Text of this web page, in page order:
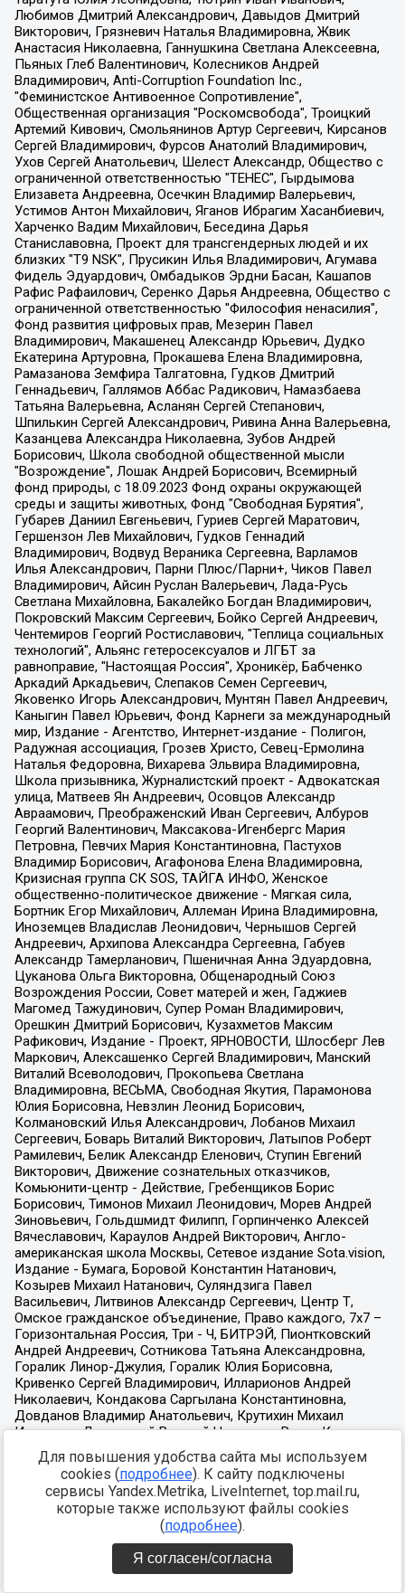
Для повышения удобства сайта мы используем
cookies (подробнее). К сайту подключены
сервисы Yandex.Metrika, LiveInternet, top.mail.ru,
которые также используют файлы cookies
(подробнее).
Я согласен/согласна